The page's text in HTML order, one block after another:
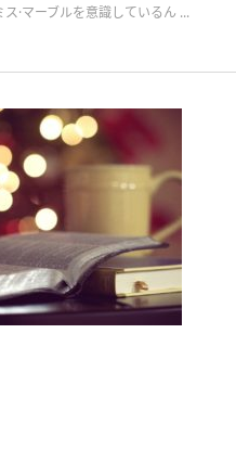
·マーブルを意識しているん ...